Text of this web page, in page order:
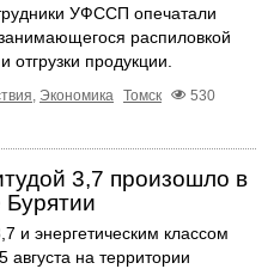
УФССП опечатали
распиловкой
продукции.
, Экономика Томск
530
3,7 произошло в
Бурятии
и энергетическим классом
августа на территории